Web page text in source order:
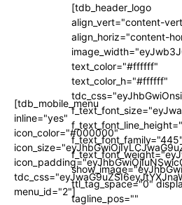
[tdb_mobile_menu
inline="yes"
icon_color="#000000"
menu_id="2"]
[tdb_header_logo
align_vert="content-
align_horiz="content-
text_color="#ffffff"
text_color_h="#ffffff"
f_text_font_family="445"
ttl_tag_space="0"
tagline_pos=""